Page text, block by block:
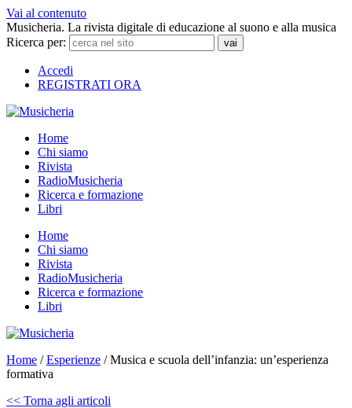
Vai al contenuto
Musicheria. La rivista digitale di educazione al suono e alla musica
Ricerca per:
Accedi
REGISTRATI ORA
Home
Chi siamo
Rivista
RadioMusicheria
Ricerca e formazione
Libri
Home
Chi siamo
Rivista
RadioMusicheria
Ricerca e formazione
Libri
Home /Esperienze /Musica e scuola dell’infanzia: un’esperienza
formativa
<< Torna agli articoli